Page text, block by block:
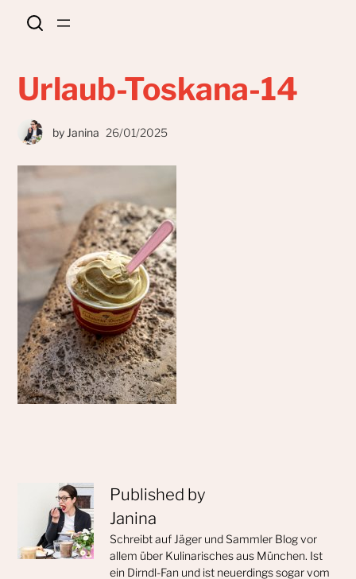
Urlaub-Toskana-14
by Janina 26/01/2025
Published by
Janina
Schreibt auf Jäger und Sammler Blog vor
allem über Kulinarisches aus München. Ist
ein Dirndl-Fan und ist neuerdings sogar vom